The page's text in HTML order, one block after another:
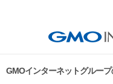
GMOインターネットグルー